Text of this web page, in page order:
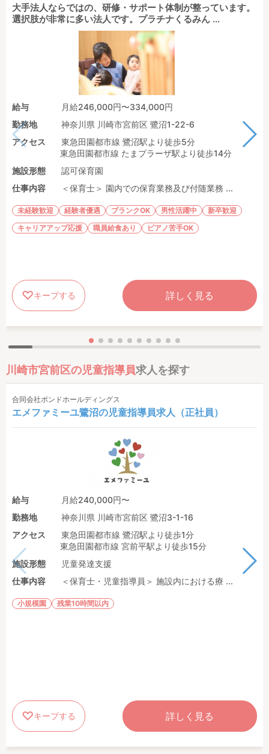
大手法人ならではの、研修・サポート体制が整っています。
選択肢が非常に多い法人です。プラチナくるみん ...
給与
月給246,000円〜334,000円
勤務地
神奈川県 川崎市宮前区 鷺沼1-22-6
アクセス
東急田園都市線 鷺沼駅より徒歩5分
東急田園都市線 たまプラーザ駅より徒歩14分
施設形態
認可保育園
仕事内容
＜保育士＞ 園内での保育業務及び付随業務 ...
未経験歓迎 経験者優遇 ブランクOK 男性活躍中
新卒歓迎
キャリアアップ応援
職員給食あり ピアノ苦手OK
キープする 詳しく見る
川崎市宮前区の児童指導員求人を探す
合同会社ボンドホールディングス
エメファミーユ鷺沼の児童指導員求人（正社員）
給与
月給240,000円〜
勤務地
神奈川県 川崎市宮前区 鷺沼3-1-16
アクセス
東急田園都市線 鷺沼駅より徒歩1分
東急田園都市線 宮前平駅より徒歩15分
施設形態
児童発達支援
仕事内容
＜保育士・児童指導員＞ 施設内における療 ...
小規模園 残業10時間以内
キープする 詳しく見る